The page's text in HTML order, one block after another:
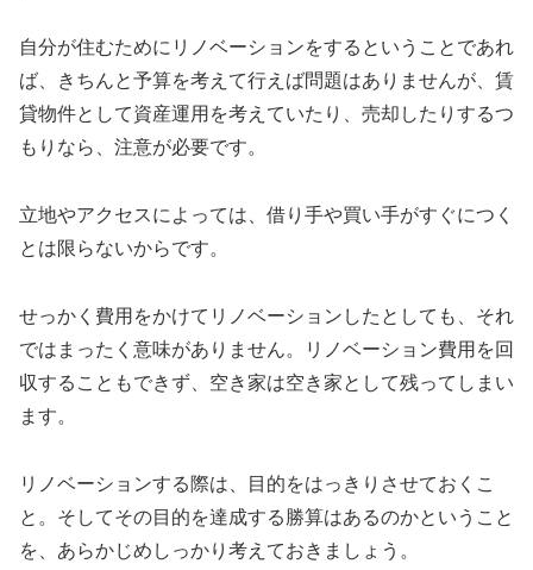
自分が住むためにリノベーションをするということであれ
ば、きちんと予算を考えて行えば問題はありませんが、賃
貸物件として資産運用を考えていたり、売却したりするつ
もりなら、注意が必要です。
立地やアクセスによっては、借り手や買い手がすぐにつく
とは限らないからです。
せっかく費用をかけてリノベーションしたとしても、それ
ではまったく意味がありません。リノベーション費用を回
収することもできず、空き家は空き家として残ってしまい
ます。
リノベーションする際は、目的をはっきりさせておくこ
と。そしてその目的を達成する勝算はあるのかということ
を、あらかじめしっかり考えておきましょう。